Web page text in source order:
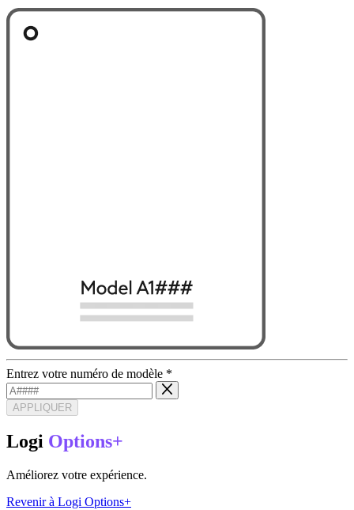
Entrez votre numéro de modèle *
APPLIQUER
Logi Options+
Améliorez votre expérience.
Revenir à Logi Options+